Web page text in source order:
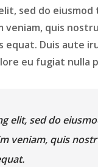
sed do
veniam, quis
equat. Duis aute
eu fugiat nulla
elit, sed do
veniam, quis